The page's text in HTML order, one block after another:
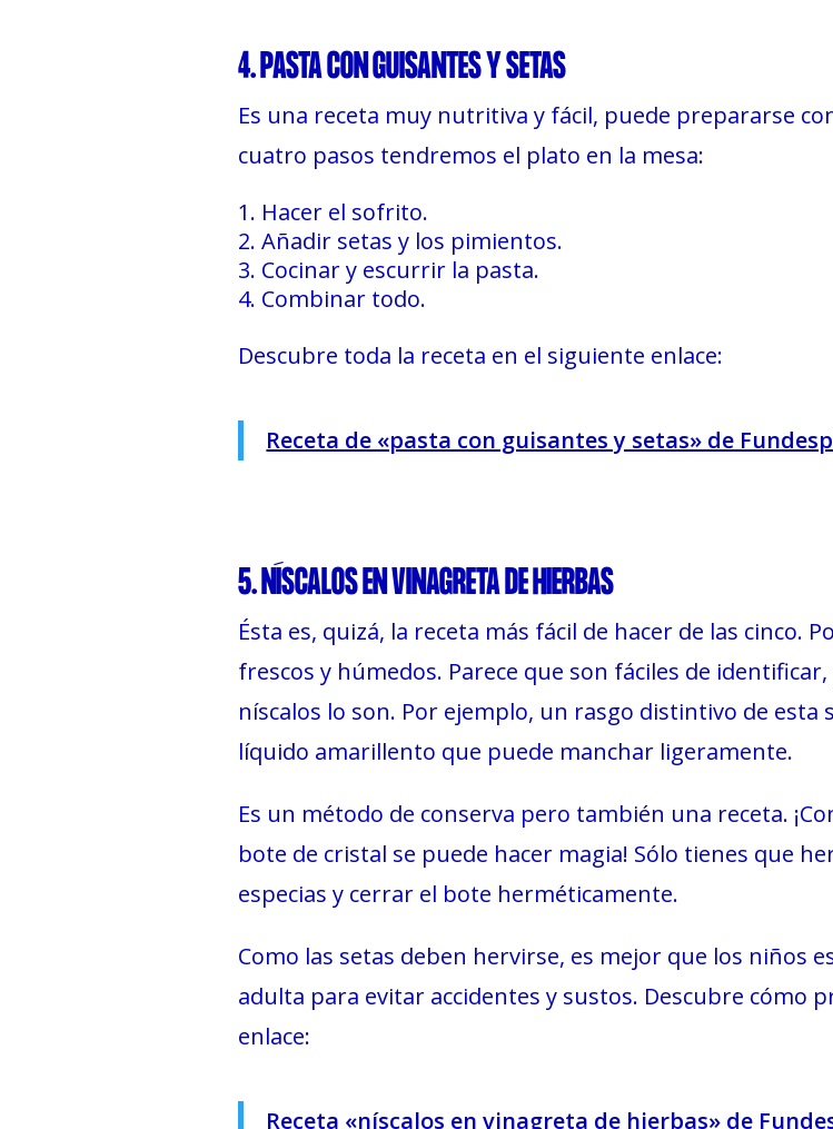
4. PASTA CON GUISANTES Y SETAS
Es una receta muy nutritiva y fácil, puede prepararse
cuatro pasos tendremos el plato en la mesa:
Hacer el sofrito.
Añadir setas y los pimientos.
Cocinar y escurrir la pasta.
Combinar todo.
Descubre toda la receta en el siguiente enlace:
Receta de «pasta con guisantes y setas» de
5. NÍSCALOS EN VINAGRETA DE HIERBAS
Ésta es, quizá, la receta más fácil de hacer de las cinco.
frescos y húmedos. Parece que son fáciles de
níscalos lo son. Por ejemplo, un rasgo distintivo de esta
líquido amarillento que puede manchar ligeramente.
Es un método de conserva pero también una receta.
bote de cristal se puede hacer magia! Sólo tienes que
especias y cerrar el bote herméticamente.
Como las setas deben hervirse, es mejor que los niños
adulta para evitar accidentes y sustos. Descubre cómo
enlace:
Receta «níscalos en vinagreta de hierbas» de